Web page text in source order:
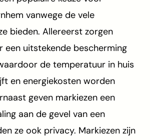
vanwege de vele
bieden. Allereerst zorgen
een uitstekende bescherming
de temperatuur in huis
en energiekosten worden
geven markiezen een
aan de gevel van een
ze ook privacy. Markiezen zijn